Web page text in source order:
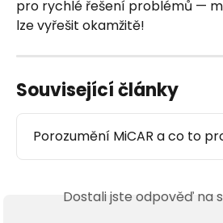
pro rychlé řešení problémů —
lze vyřešit okamžitě!
Související články
Porozumění MiCAR a co to
Dostali jste odpověď na